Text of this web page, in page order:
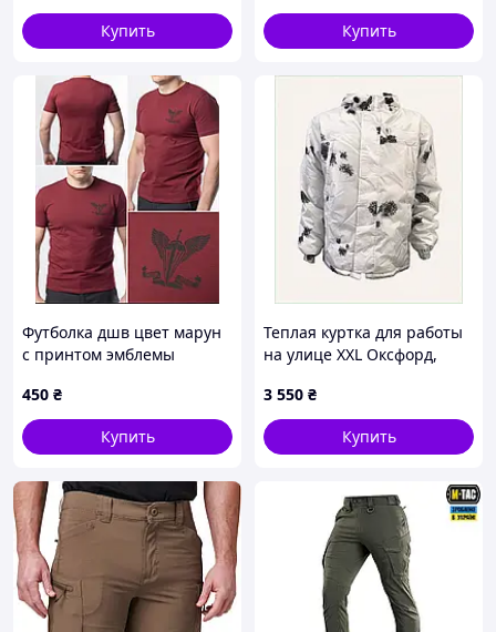
Купить Купить
Футболка дшв цвет марун
с принтом эмблемы
войска ( черная)
450 ₴
Купить
Теплая куртка для работы
на улице XXL Оксфорд,
3 550 ₴
Купить